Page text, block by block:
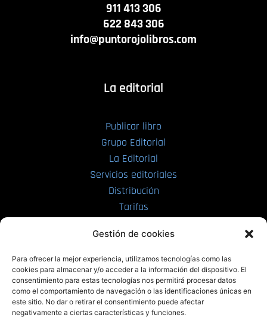
Gestión de cookies
Para ofrecer la mejor experiencia, utilizamos tecnologías como las
cookies para almacenar y/o acceder a la información del dispositivo. El
consentimiento para estas tecnologías nos permitirá procesar datos
como el comportamiento de navegación o las identificaciones únicas en
este sitio. No dar o retirar el consentimiento puede afectar
negativamente a ciertas características y funciones.
911 413 306
622 843 306
info@puntorojolibros.com
La editorial
Publicar libro
Grupo Editorial
La Editorial
Servicios editoriales
Distribución
Tarifas
PRL | Films
PRL | Play
PRL | LAB